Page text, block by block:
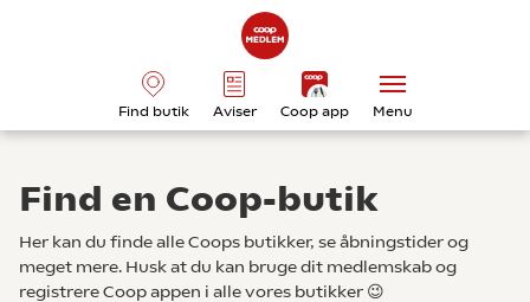
Find butik Aviser Coop app Menu
Find en Coop-butik
Her kan du finde alle Coops butikker, se åbningstider og
meget mere. Husk at du kan bruge dit medlemskab og
registrere Coop appen i alle vores butikker 😉